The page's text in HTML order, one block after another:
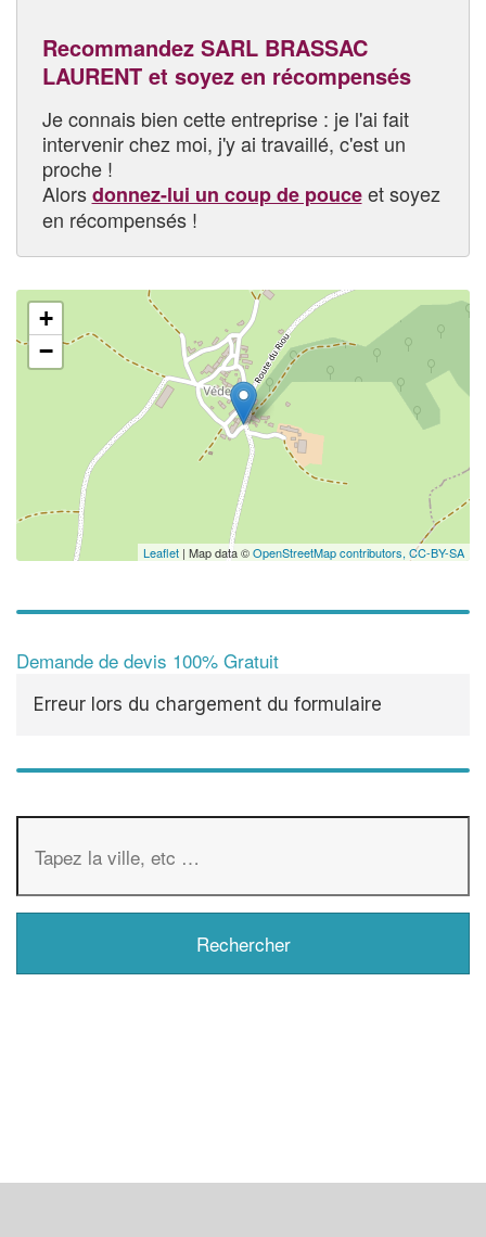
Recommandez SARL BRASSAC
LAURENT et soyez en récompensés
Je connais bien cette entreprise : je l'ai fait
intervenir chez moi, j'y ai travaillé, c'est un
proche !
Alorsdonnez-lui un coup de pouceet soyez
en récompensés !
+
−
Leaflet | Map data ©OpenStreetMap contributors, CC-BY-SA
Demande de devis 100% Gratuit
Erreur lors du chargement du formulaire